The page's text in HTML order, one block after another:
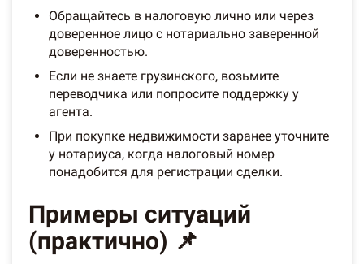
Обращайтесь в налоговую лично или через
доверенное лицо с нотариально заверенной
доверенностью.
Если не знаете грузинского, возьмите
переводчика или попросите поддержку у
агента.
При покупке недвижимости заранее уточните
у нотариуса, когда налоговый номер
понадобится для регистрации сделки.
Примеры ситуаций
(практично) 📌